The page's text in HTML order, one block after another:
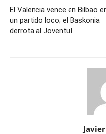
El Valencia vence en Bilbao
un partido loco; el Baskonia
derrota al Joventut